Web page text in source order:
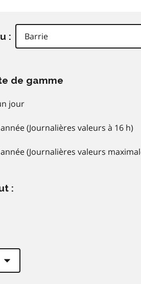
:
de gamme
jour
(Journalières valeurs à 16 h)
(Journalières valeurs
: